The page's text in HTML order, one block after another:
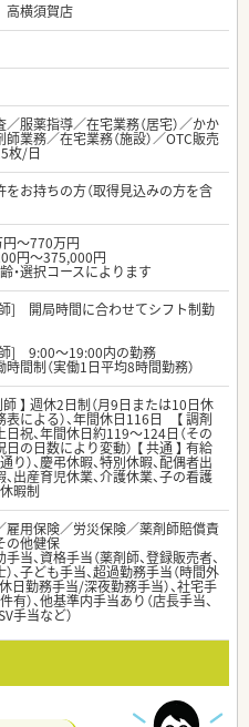
横須賀店
服薬指導／在宅業務（居宅）／かか
師業務／在宅業務（施設）／OTC販売
枚/日
をお持ちの方（取得見込みの方を含
～770万円
円～375,000円
・選択コースによります
] 開局時間に合わせてシフト制勤
] 9:00～19:00内の勤務
間制（実働1日平均8時間勤務）
師 】 週休2日制（月9日または10日休
による）、年間休日116日 【 調剤
日祝、年間休日約119～124日（その
の日数により変動） 【 共通 】 有給
り）、慶弔休暇、特別休暇、配偶者出
出産育児休業、介護休業、子の看護
暇制
雇用保険／労災保険／薬剤師賠償責
の他健保
当、資格手当（薬剤師、登録販売者、
、子ども手当、超過勤務手当（時間外
日勤務手当/深夜勤務手当）、社宅手
有）、他基準内手当あり（店長手当、
手当など）